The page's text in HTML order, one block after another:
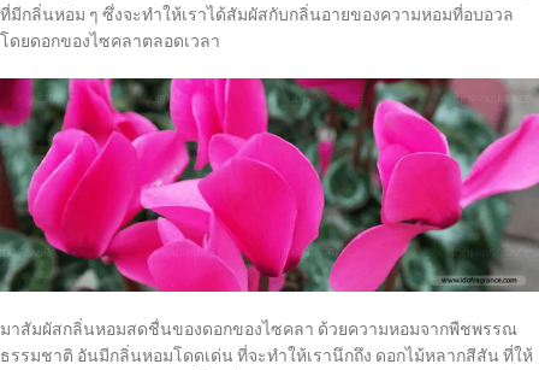
ที่มีกลิ่นหอม ๆ ซึ่งจะทำให้เราได้สัมผัสกับกลิ่นอายของความหอมที่อบอวล
โดยดอกของไซคลาตลอดเวลา
มาสัมผัสกลิ่นหอมสดชื่นของดอกของไซคลา ด้วยความหอมจากพืชพรรณ
ธรรมชาติ อันมีกลิ่นหอมโดดเด่น ที่จะทำให้เรานึกถึง ดอกไม้หลากสีสัน ที่ให้